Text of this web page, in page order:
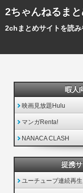
2ちゃんねるま
2chまとめサイトを読み
暇人
映画見放題Hulu
マンガRenta!
NANACA CLASH
提携
ユーチューブ連続再生